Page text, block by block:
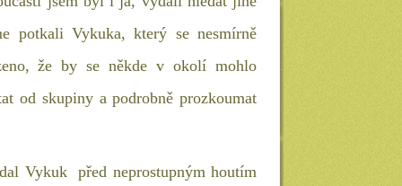
potkali Vykuka, který se nesmírně
že by se někde v okolí mohlo
od skupiny a podrobně prozkoumat
Vykuk před neprostupným houtím